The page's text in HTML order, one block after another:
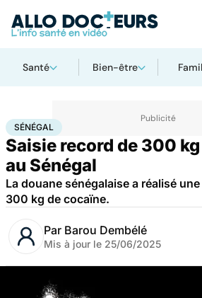
Santé Bien-être
AccueilSanté Drogues et addictions
SÉNÉGAL
Saisie record de 300
au Sénégal
La douane sénégalaise a réalisé
300 kg de cocaïne.
Par Barou Dembélé
Mis à jour le 25/06/2025